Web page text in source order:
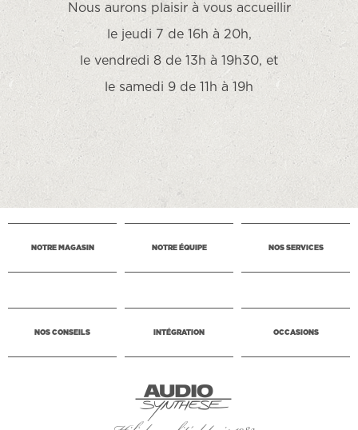
Nous aurons plaisir à vous accueillir
le jeudi 7 de 16h à 20h,
le vendredi 8 de 13h à 19h30, et
le samedi 9 de 11h à 19h
NOTRE MAGASIN NOTRE ÉQUIPE NOS SERVICES
NOS CONSEILS INTÉGRATION OCCASIONS